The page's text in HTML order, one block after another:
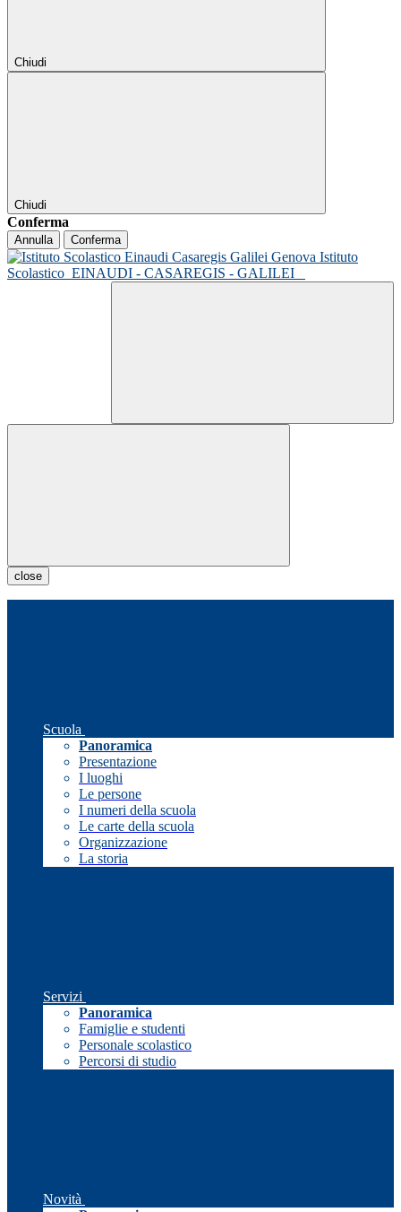
Chiudi
Chiudi
Conferma
Annulla Conferma
Istituto
Scolastico EINAUDI - CASAREGIS - GALILEI
close
Scuola
Panoramica
Presentazione
I luoghi
Le persone
I numeri della scuola
Le carte della scuola
Organizzazione
La storia
Servizi
Panoramica
Famiglie e studenti
Personale scolastico
Percorsi di studio
Novità